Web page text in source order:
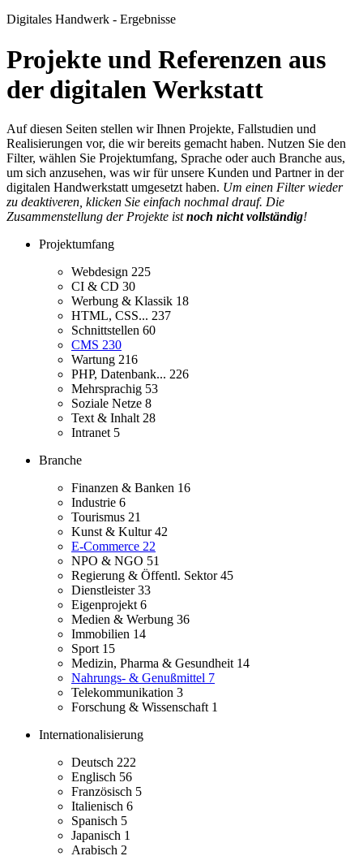
Digitales Handwerk - Ergebnisse
Projekte und Referenzen aus
der digitalen Werkstatt
Auf diesen Seiten stellen wir Ihnen Projekte, Fallstudien und
Realisierungen vor, die wir bereits gemacht haben. Nutzen Sie den
Filter, wählen Sie Projektumfang, Sprache oder auch Branche aus,
um sich anzusehen, was wir für unsere Kunden und Partner in der
digitalen Handwerkstatt umgesetzt haben. Um einen Filter wieder
zu deaktiveren, klicken Sie einfach nochmal drauf. Die
Zusammenstellung der Projekte istnoch nicht vollständig!
Projektumfang
Webdesign 225
CI & CD 30
Werbung & Klassik 18
HTML, CSS... 237
Schnittstellen 60
CMS 230
Wartung 216
PHP, Datenbank... 226
Mehrsprachig 53
Soziale Netze 8
Text & Inhalt 28
Intranet 5
Branche
Finanzen & Banken 16
Industrie 6
Tourismus 21
Kunst & Kultur42
E-Commerce 22
NPO & NGO 51
Regierung & Öffentl. Sektor45
Dienstleister33
Eigenprojekt 6
Medien & Werbung 36
Immobilien 14
Sport 15
Medizin, Pharma & Gesundheit 14
Nahrungs- & Genußmittel 7
Telekommunikation 3
Forschung & Wissenschaft 1
Internationalisierung
Deutsch 222
Englisch 56
Französisch 5
Italienisch 6
Spanisch 5
Japanisch 1
Arabisch 2